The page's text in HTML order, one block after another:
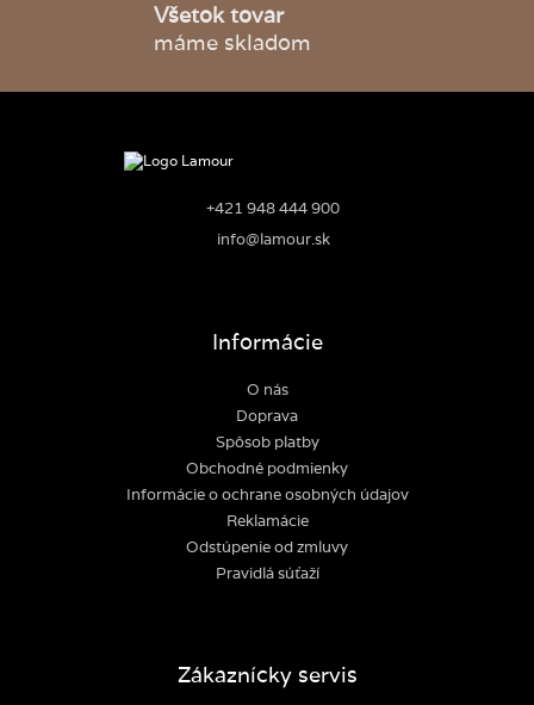
Všetok tovar
máme skladom
+421 948 444 900
info@lamour.sk
Informácie
O nás
Doprava
Spôsob platby
Obchodné podmienky
Informácie o ochrane osobných údajov
Reklamácie
Odstúpenie od zmluvy
Pravidlá súťaží
Zákaznícky servis